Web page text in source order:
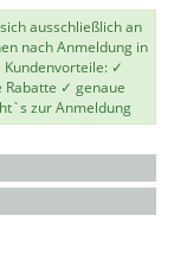
ausschließlich an
nach Anmeldung in
✓
✓ genaue
zur Anmeldung